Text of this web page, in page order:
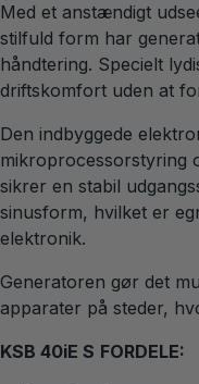
Med et anstændigt
stilfuld form har
håndtering. Specielt
driftskomfort uden at
Den indbyggede
mikroprocessorstyring
sikrer en stabil
sinusform, hvilket er
elektronik.
Generatoren gør det
apparater på steder,
KSB 40iE S FORDELE: